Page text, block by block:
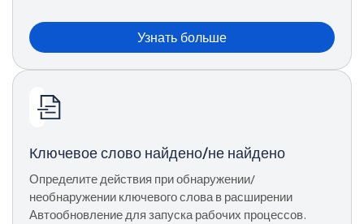
Узнать больше
Ключевое слово найдено/не найдено
Определите действия при обнаружении/
необнаружении ключевого слова в расширении
Автообновление для запуска рабочих процессов.